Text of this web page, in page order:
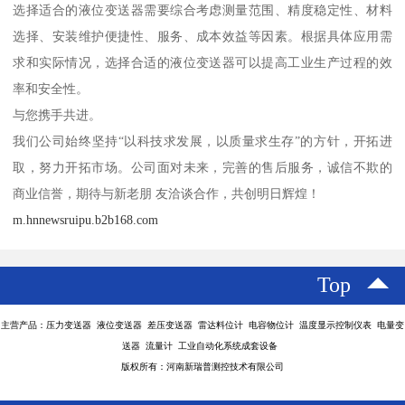
选择适合的液位变送器需要综合考虑测量范围、精度稳定性、材料
选择、安装维护便捷性、服务、成本效益等因素。根据具体应用需
求和实际情况，选择合适的液位变送器可以提高工业生产过程的效
率和安全性。
与您携手共进。
我们公司始终坚持“以科技求发展，以质量求生存”的方针，开拓进
取，努力开拓市场。公司面对未来，完善的售后服务，诚信不欺的
商业信誉，期待与新老朋 友洽谈合作，共创明日辉煌！
m.hnnewsruipu.b2b168.com
Top
主营产品：压力变送器 液位变送器 差压变送器 雷达料位计 电容物位计 温度显示控制仪表 电量变
送器 流量计 工业自动化系统成套设备
版权所有：河南新瑞普测控技术有限公司